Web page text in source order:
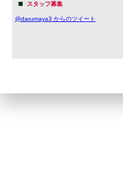
スタッフ募集
@darumaya3 からのツイート